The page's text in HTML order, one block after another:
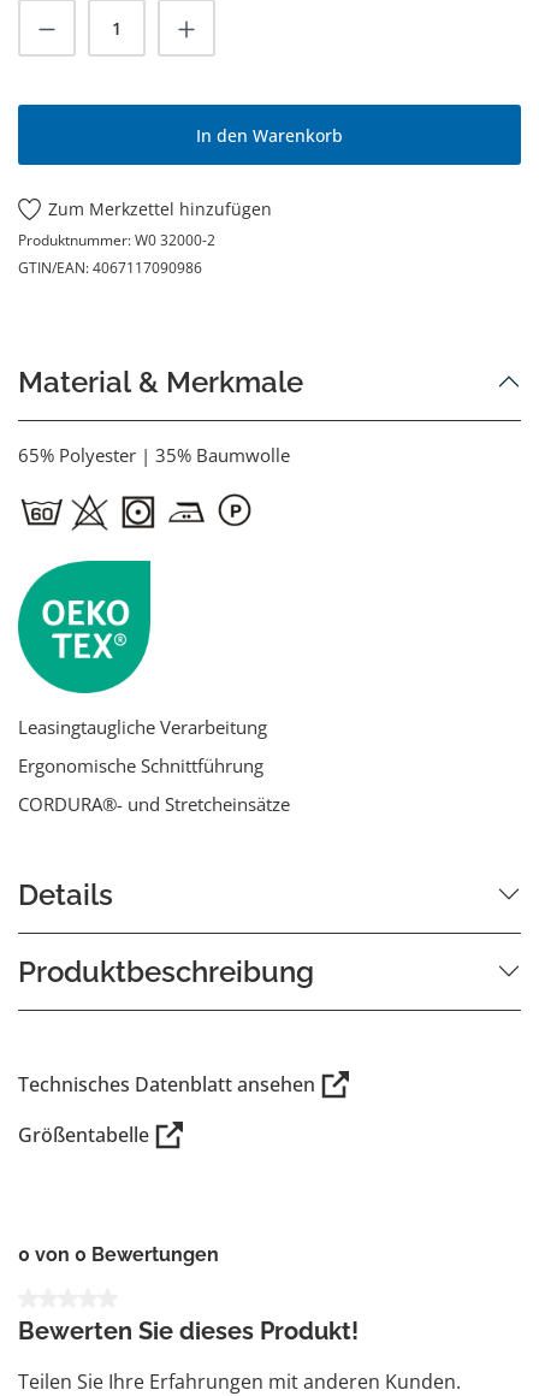
Produkt Anzahl: Gib den gewünschten
In den Warenkorb
Zum Merkzettel hinzufügen
Produktnummer:W0 32000-2
GTIN/EAN:4067117090986
Material & Merkmale
65% Polyester | 35% Baumwolle
Leasingtaugliche Verarbeitung
Ergonomische Schnittführung
CORDURA®- und Stretcheinsätze
Details
Produktbeschreibung
Technisches Datenblatt ansehen
Größentabelle
0 von 0 Bewertungen
Bewerten Sie dieses Produkt!
Teilen Sie Ihre Erfahrungen mit anderen Kunden.